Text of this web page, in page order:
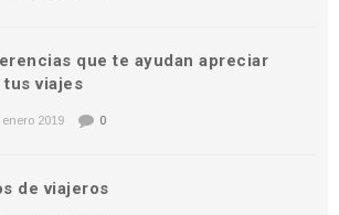
que te ayudan apreciar
tus viajes
enero 2019 0
de viajeros